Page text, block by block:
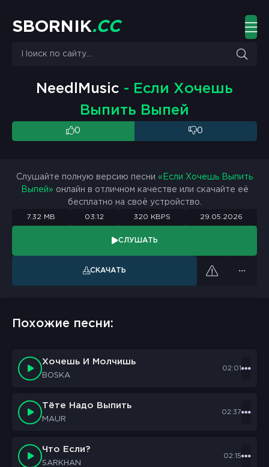
S BO R N K.CC
NeedlMusic - Если Хочешь
Выпить Выпей
0 0
Слушайте полную версию песни «Если Хочешь Выпить
Выпей» онлайн в отличном качестве или скачайте её
бесплатно на своё устройство.
7.32 MB 03:12 320 KBPS 29.05.2026
СЛУШАТЬ
СКАЧАТЬ
Похожие песни:
Хочешь И Молчишь
BOSKA
02:01
Тёте Надо Выпить
MAUR
02:37
Что Если?
SARKHAN
02:15